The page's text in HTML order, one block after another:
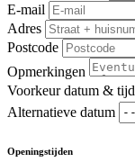
E-mail
Adres
Postcode
Opmerkingen
Voorkeur datum & tijd
Alternatieve datum
Openingstijden